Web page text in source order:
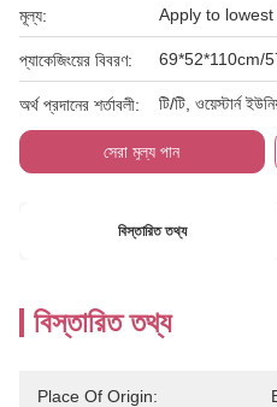
মূল্য: Apply to
প্যাকেজিংয়ের বিবরণ: 69*52*110cm/
অর্থ প্রদানের শর্তাবলী: টি/টি, ওয়েস্টার্ন
সেরা মূল্য পান
বিস্তারিত তথ্য
বিস্তারিত তথ্য
Place Of Origin: